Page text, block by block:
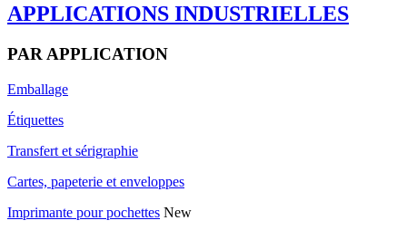
APPLICATIONS INDUSTRIELLES
PAR APPLICATION
Emballage
Étiquettes
Transfert et sérigraphie
Cartes, papeterie et enveloppes
Imprimante pour pochettes New